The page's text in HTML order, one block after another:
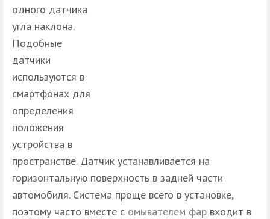
одного датчика
угла наклона.
Подобные
датчики
используются в
смартфонах для
определения
положения
устройства в
пространстве. Датчик устанавливается на
горизонтальную поверхность в задней части
автомобиля. Система проще всего в установке,
поэтому часто вместе с омывателем фар входит в